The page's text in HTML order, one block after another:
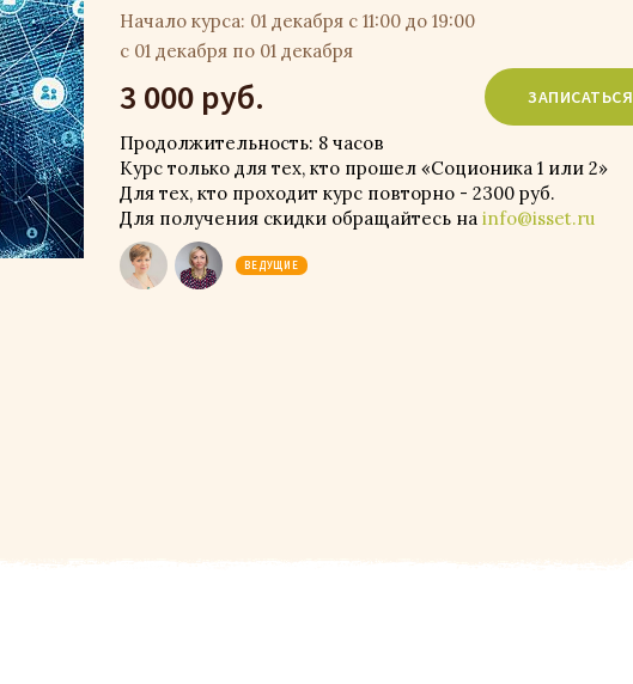
Начало курса: 01 декабря с 11:00 до 19:00
с 01 декабря по 01 декабря
ЗАПИСАТЬСЯ
3 000 руб.
Продолжительность: 8 часов
Курс только для тех, кто прошел «Соционика 1 или 2»
Для тех, кто проходит курс повторно - 2300 руб.
Для получения скидки обращайтесь на info@isset.ru
ВЕДУЩИЕ